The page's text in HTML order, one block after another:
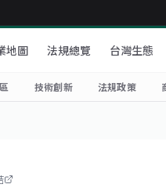
地圖 法規總覽 台灣生態
技術創新 法規政策